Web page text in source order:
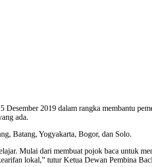
2019 dalam rangka membantu
ada.
Batang, Yogyakarta, Bogor, dan Solo.
Mulai dari membuat pojok baca untuk
lokal,” tutur Ketua Dewan Pembina